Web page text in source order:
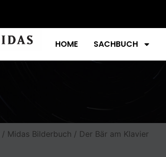
HOME SACHBUCH
/ Midas Bilderbuch / Der Bär am Klavier